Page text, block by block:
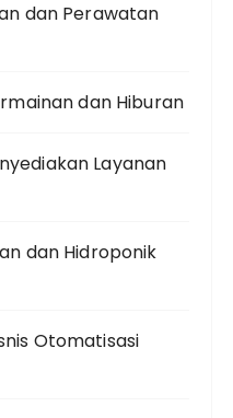
dan Perawatan
dan Hiburan
Layanan
dan Hidroponik
Otomatisasi